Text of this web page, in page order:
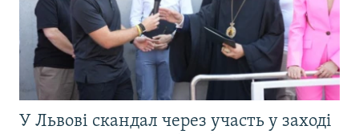
У Львові скандал через участь у заході